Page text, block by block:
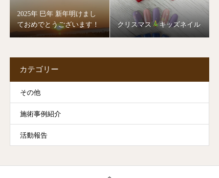
2025年 巳年 新年明けまし
ておめでとうございます！
クリスマス キッズネイル
カテゴリー
その他
施術事例紹介
活動報告